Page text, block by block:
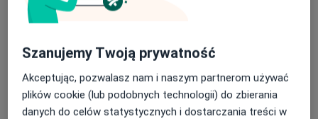
Inhalacje
inhalacje
Umów
Szanujemy Twoją prywatność
Akceptując, pozwalasz nam i naszym partnerom używać
plików cookie (lub podobnych technologii) do zbierania
danych do celów statystycznych i dostarczania treści w